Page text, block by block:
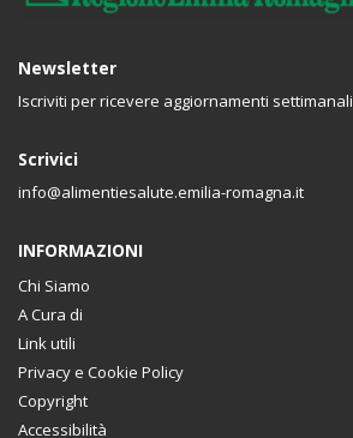
Newsletter
Iscriviti per ricevere aggiornamenti settimanali
Scrivici
info@alimentiesalute.emilia-romagna.it
INFORMAZIONI
Chi Siamo
A Cura di
Link utili
Privacy e Cookie Policy
Copyright
Accessibilità